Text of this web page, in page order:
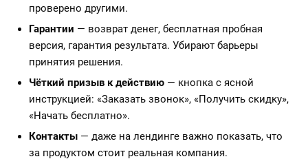
проверено другими.
Гарантии — возврат денег, бесплатная пробная
версия, гарантия результата. Убирают барьеры
принятия решения.
Чёткий призыв к действию — кнопка с ясной
инструкцией: «Заказать звонок», «Получить скидку»,
«Начать бесплатно».
Контакты — даже на лендинге важно показать, что
за продуктом стоит реальная компания.